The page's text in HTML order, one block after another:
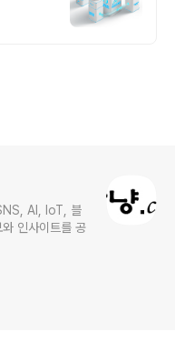
AI, IoT, 블
인사이트를 공